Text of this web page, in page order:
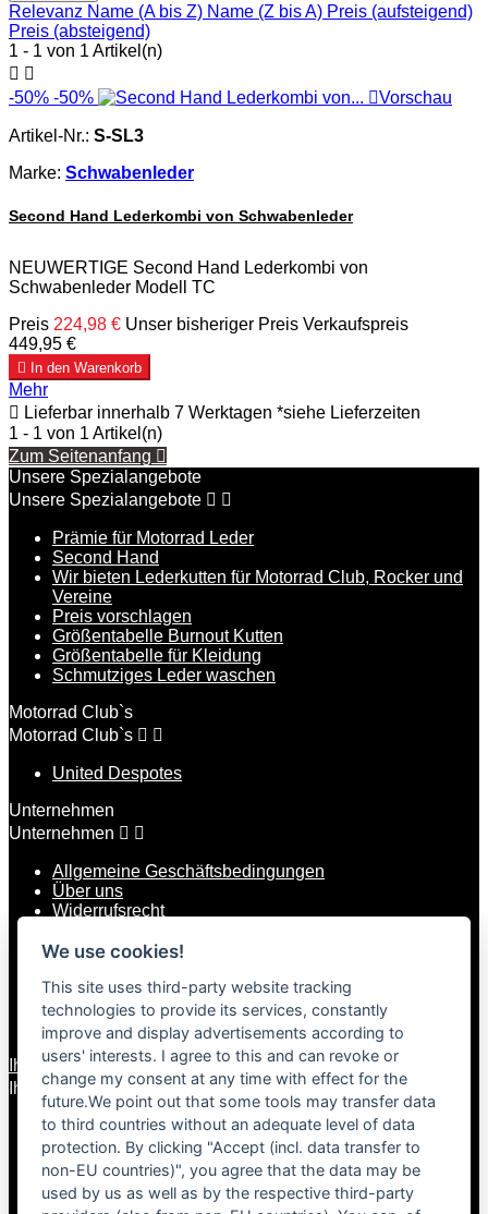
Relevanz Name (A bis Z) Name (Z bis A) Preis (aufsteigend)
Preis (absteigend)
1 - 1 von 1 Artikel(n)
 
-50% -50% Vorschau
Artikel-Nr.: S-SL3
Marke: Schwabenleder
Second Hand Lederkombi von Schwabenleder
NEUWERTIGE Second Hand Lederkombi von
Schwabenleder Modell TC
Preis 224,98 € Unser bisheriger Preis Verkaufspreis
449,95 €
 In den Warenkorb
Mehr
 Lieferbar innerhalb 7 Werktagen *siehe Lieferzeiten
1 - 1 von 1 Artikel(n)
Zum Seitenanfang 
Unsere Spezialangebote
Unsere Spezialangebote  
Prämie für Motorrad Leder
Second Hand
Wir bieten Lederkutten für Motorrad Club, Rocker und
Vereine
Preis vorschlagen
Größentabelle Burnout Kutten
Größentabelle für Kleidung
Schmutziges Leder waschen
Motorrad Club`s
Motorrad Club`s  
United Despotes
Unternehmen
Unternehmen  
Allgemeine Geschäftsbedingungen
Über uns
Widerrufsrecht
Versand und Zahlung
Klarna Zahlungsbedingungen
Impressum
Kontakt
Ihr Konto
Ihr Konto  
Persönliche Infos
Warenrücksendungen
Bestellungen
Rechnungskorrekturen
Adressen
We use cookies!
This site uses third-party website tracking
technologies to provide its services, constantly
improve and display advertisements according to
users' interests. I agree to this and can revoke or
change my consent at any time with effect for the
future.We point out that some tools may transfer data
to third countries without an adequate level of data
protection. By clicking "Accept (incl. data transfer to
non-EU countries)", you agree that the data may be
used by us as well as by the respective third-party